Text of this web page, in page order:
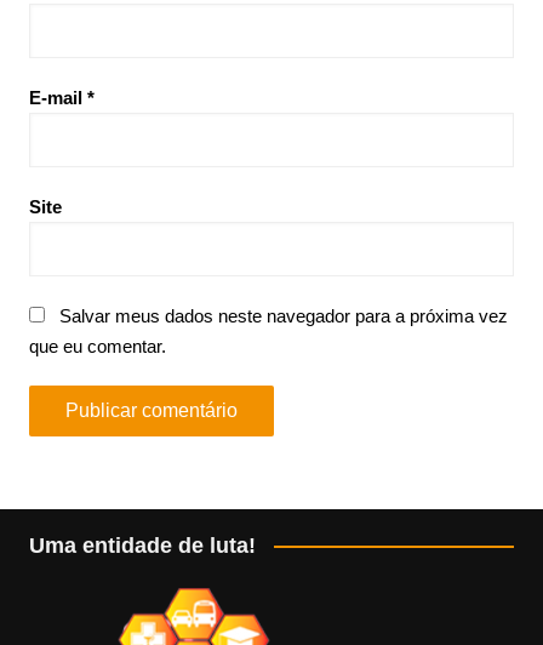
E-mail *
Site
Salvar meus dados neste navegador para a próxima vez
que eu comentar.
Uma entidade de luta!